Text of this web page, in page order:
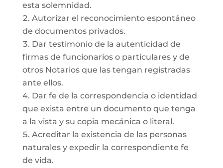
esta solemnidad.
Autorizar el reconocimiento espontáneo
de documentos privados.
Dar testimonio de la autenticidad de
firmas de funcionarios o particulares y de
otros Notarios que las tengan registradas
ante ellos.
Dar fe de la correspondencia o identidad
que exista entre un documento que tenga
a la vista y su copia mecánica o literal.
Acreditar la existencia de las personas
naturales y expedir la correspondiente fe
de vida.